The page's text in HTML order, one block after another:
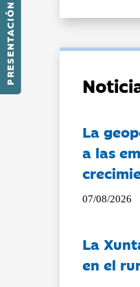
PRESENTACIÓN
La
a las
07/08/2026
La
en el